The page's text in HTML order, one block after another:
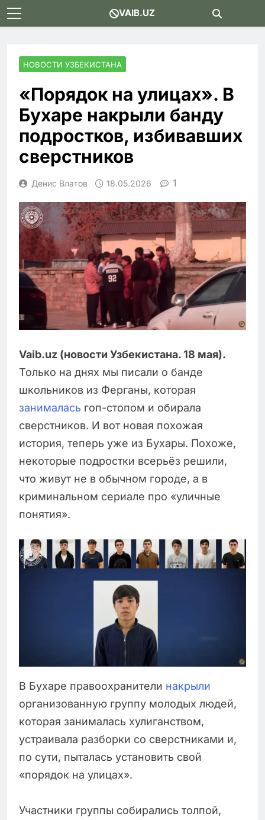
Skip
to
VAIB.UZ
НОВОСТИ УЗБЕКИСТАНА
«Порядок на улицах». В
Бухаре накрыли банду
подростков, избивавших
сверстников
Денис Влатов 18.05.2026 1
Vaib.uz (новости Узбекистана. 18 мая).
Только на днях мы писали о банде
школьников из Ферганы, которая
занималась гоп-стопом и обирала
сверстников. И вот новая похожая
история, теперь уже из Бухары. Похоже,
некоторые подростки всерьёз решили,
что живут не в обычном городе, а в
криминальном сериале про «уличные
понятия».
В Бухаре правоохранители накрыли
организованную группу молодых людей,
которая занималась хулиганством,
устраивала разборки со сверстниками и,
по сути, пыталась установить свой
«порядок на улицах».
Участники группы собирались толпой,